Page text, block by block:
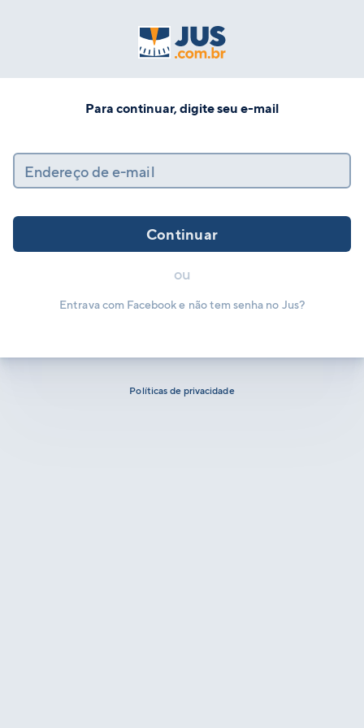
Para continuar, digite seu e-mail
Endereço de e-mail
Continuar
ou
Entrava com Facebook e não tem senha no Jus?
Políticas de privacidade